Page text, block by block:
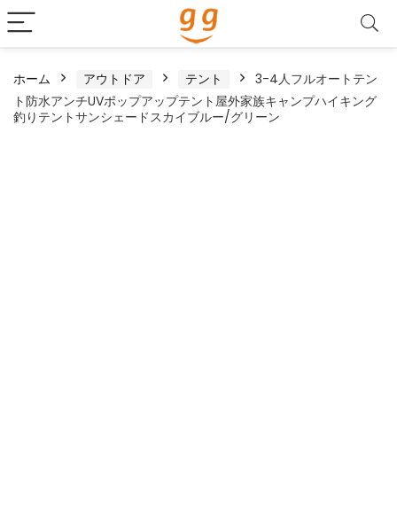
ホーム アウトドア テント
3-4人フルオートテン
ト防水アンチUVポップアップテント屋外家族キャンプハイキング
釣りテントサンシェードスカイブルー/グリーン